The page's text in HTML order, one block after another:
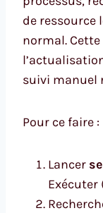
de ressource
normal.
suivi manuel
Pour ce faire :
Lancer
Exécuter